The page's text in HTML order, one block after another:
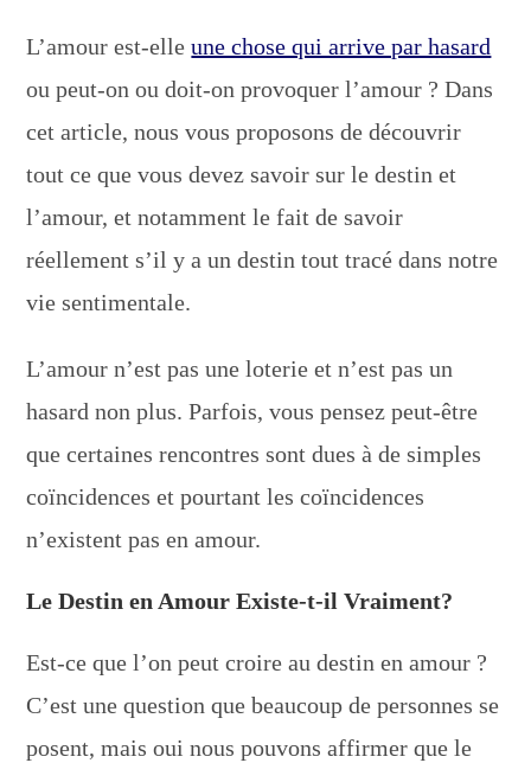
L’amour est-elleune chose qui arrive par hasard
ou peut-on ou doit-on provoquer l’amour ? Dans
cet article, nous vous proposons de découvrir
tout ce que vous devez savoir sur le destin et
l’amour, et notamment le fait de savoir
réellement s’il y a un destin tout tracé dans notre
vie sentimentale.
L’amour n’est pas une loterie et n’est pas un
hasard non plus. Parfois, vous pensez peut-être
que certaines rencontres sont dues à de simples
coïncidences et pourtant les coïncidences
n’existent pas en amour.
Le Destin en Amour Existe-t-il Vraiment?
Est-ce que l’on peut croire au destin en amour ?
C’est une question que beaucoup de personnes se
posent, mais oui nous pouvons affirmer que le